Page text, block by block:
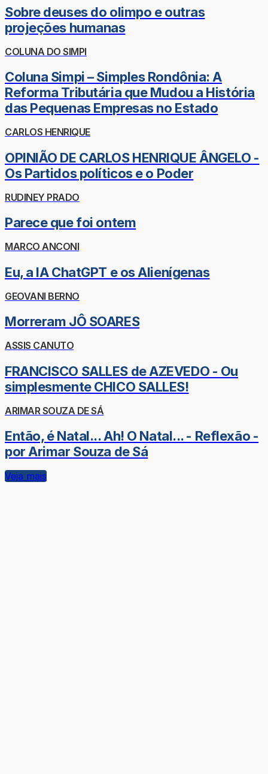
Sobre deuses do olimpo e outras
projeções humanas
COLUNA DO SIMPI
Coluna Simpi – Simples Rondônia: A
Reforma Tributária que Mudou a História
das Pequenas Empresas no Estado
CARLOS HENRIQUE
OPINIÃO DE CARLOS HENRIQUE ÂNGELO -
Os Partidos políticos e o Poder
RUDINEY PRADO
Parece que foi ontem
MARCO ANCONI
Eu, a IA ChatGPT e os Alienígenas
GEOVANI BERNO
Morreram JÔ SOARES
ASSIS CANUTO
FRANCISCO SALLES de AZEVEDO - Ou
simplesmente CHICO SALLES!
ARIMAR SOUZA DE SÁ
Então, é Natal... Ah! O Natal... - Reflexão -
por Arimar Souza de Sá
Veja mais